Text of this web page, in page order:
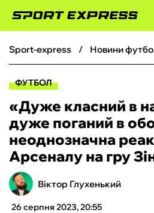
ФУТБОЛ
БОКС
ХОКЕЙ
ТЕНІС
sport-express новини
ФУТБОЛ
«Дуже класний в
дуже поганий в
неоднозначна
Арсеналу на гру
Віктор Глухенький
26 серпня 2023, 20:55